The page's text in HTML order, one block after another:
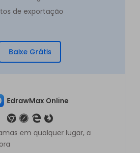
de exportação
Baixe Grátis
EdrawMax Online
em qualquer lugar, a